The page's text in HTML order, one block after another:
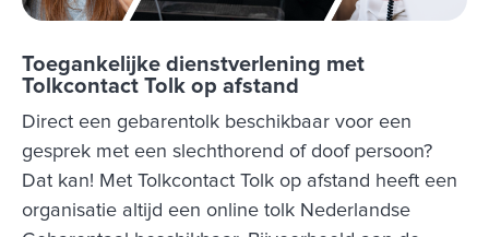
Toegankelijke dienstverlening met
Tolkcontact Tolk op afstand
Direct een gebarentolk beschikbaar voor een
gesprek met een slechthorend of doof persoon?
Dat kan! Met Tolkcontact Tolk op afstand heeft een
organisatie altijd een online tolk Nederlandse